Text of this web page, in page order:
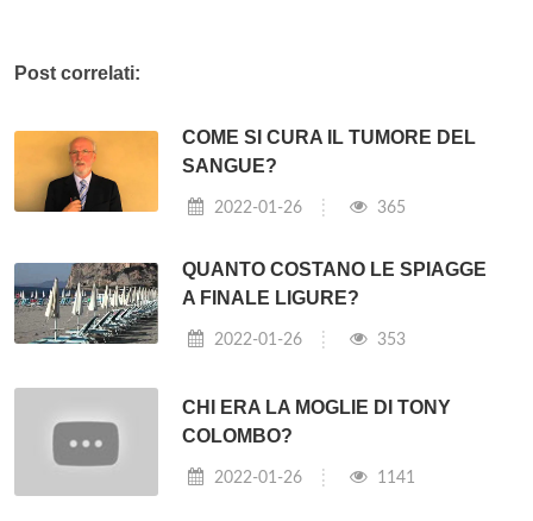
Post correlati:
COME SI CURA IL TUMORE DEL
SANGUE?
2022-01-26 365
QUANTO COSTANO LE SPIAGGE
A FINALE LIGURE?
2022-01-26 353
CHI ERA LA MOGLIE DI TONY
COLOMBO?
2022-01-26 1141